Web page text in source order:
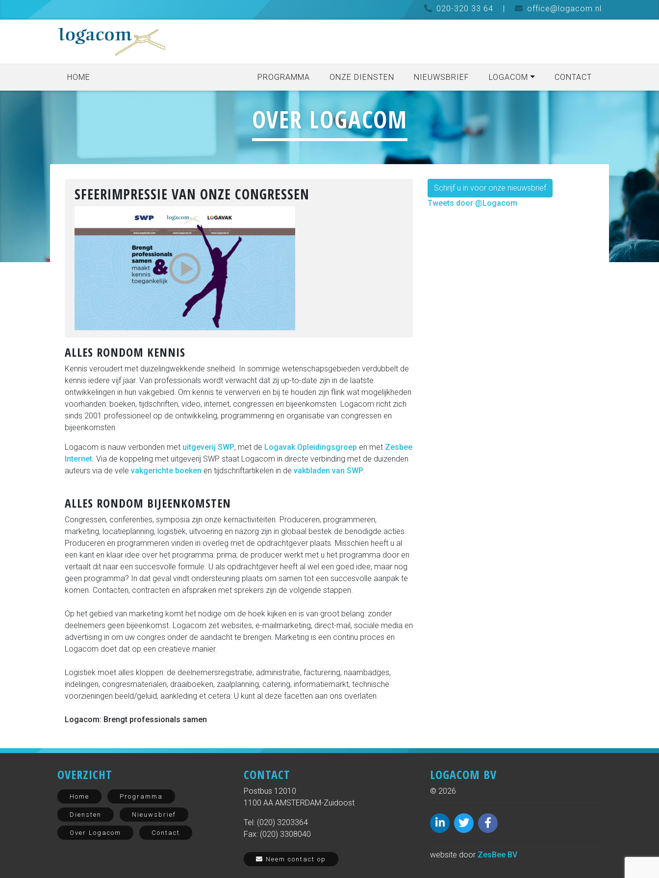
020-320 33 64 | office@logacom.nl
HOME PROGRAMMA ONZE DIENSTEN NIEUWSBRIEF LOGACOM CONTACT
OVER LOGACOM
SFEERIMPRESSIE VAN ONZE CONGRESSEN
ALLES RONDOM KENNIS
Kennis veroudert met duizelingwekkende snelheid. In sommige wetenschapsgebieden verdubbelt de
kennis iedere vijf jaar. Van professionals wordt verwacht dat zij up-to-date zijn in de laatste
ontwikkelingen in hun vakgebied. Om kennis te verwerven en bij te houden zijn flink wat mogelijkheden
voorhanden: boeken, tijdschriften, video, internet, congressen en bijeenkomsten. Logacom richt zich
sinds 2001 professioneel op de ontwikkeling, programmering en organisatie van congressen en
bijeenkomsten.
Logacom is nauw verbonden met uitgeverij SWP, met de Logavak Opleidingsgroep en met Zesbee
Internet. Via de koppeling met uitgeverij SWP staat Logacom in directe verbinding met de duizenden
auteurs via de vele vakgerichte boeken en tijdschriftartikelen in de vakbladen van SWP.
ALLES RONDOM BIJEENKOMSTEN
Congressen, conferenties, symposia zijn onze kernactiviteiten. Produceren, programmeren,
marketing, locatieplanning, logistiek, uitvoering en nazorg zijn in globaal bestek de benodigde acties.
Produceren en programmeren vinden in overleg met de opdrachtgever plaats. Misschien heeft u al
een kant en klaar idee over het programma: prima; de producer werkt met u het programma door en
vertaalt dit naar een succesvolle formule. U als opdrachtgever heeft al wel een goed idee, maar nog
geen programma? In dat geval vindt ondersteuning plaats om samen tot een succesvolle aanpak te
komen. Contacten, contracten en afspraken met sprekers zijn de volgende stappen.
Op het gebied van marketing komt het nodige om de hoek kijken en is van groot belang: zonder
deelnemers geen bijeenkomst. Logacom zet websites, e-mailmarketing, direct-mail, sociale media en
advertising in om uw congres onder de aandacht te brengen. Marketing is een continu proces en
Logacom doet dat op een creatieve manier.
Logistiek moet alles kloppen: de deelnemersregistratie, administratie, facturering, naambadges,
indelingen, congresmaterialen, draaiboeken, zaalplanning, catering, informatiemarkt, technische
voorzieningen beeld/geluid, aankleding et cetera: U kunt al deze facetten aan ons overlaten.
Logacom: Brengt professionals samen
Schrijf u in voor onze nieuwsbrief
Tweets door @Logacom
OVERZICHT
Home Programma
Diensten Nieuwsbrief
Over Logacom Contact
CONTACT
Postbus 12010
1100 AA AMSTERDAM-Zuidoost
Tel: (020) 3203364
Fax: (020) 3308040
Neem contact op
LOGACOM BV
© 2026
website door ZesBee BV